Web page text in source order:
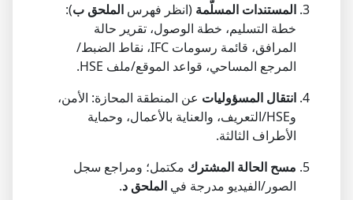
المستندات المسلّمة (انظر فهرس الملحق ب):
خطة التسليم، خطة الوصول، تقرير حالة
المرافق، قائمة رسومات IFC، نقاط الضبط/
المرجع المساحي، قواعد الموقع/ملف HSE.
انتقال المسؤوليات عن المنطقة المحازة: الأمن،
وHSE/التعريف، والعناية بالأعمال، وحماية
الأطراف الثالثة.
مسح الحالة المشترك مكتمل؛ ومراجع سجل
الصور/الفيديو مدرجة في الملحق د.